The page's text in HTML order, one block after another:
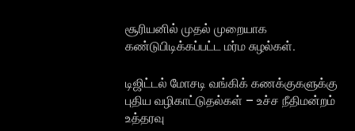
சூரியனில் முதல் முறையாக
கண்டுபிடிக்கப்பட்ட மர்ம சுழல்கள்.
டிஜிட்டல் மோசடி வங்கிக் கணக்குகளுக்கு
புதிய வழிகாட்டுதல்கள் – உச்ச நீதிமன்றம்
உத்தரவு